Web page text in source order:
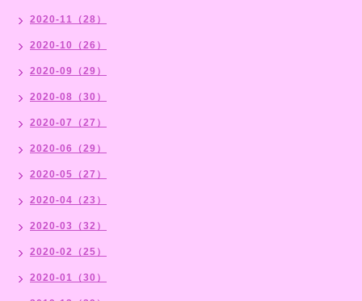
2020-11（28）
2020-10（26）
2020-09（29）
2020-08（30）
2020-07（27）
2020-06（29）
2020-05（27）
2020-04（23）
2020-03（32）
2020-02（25）
2020-01（30）